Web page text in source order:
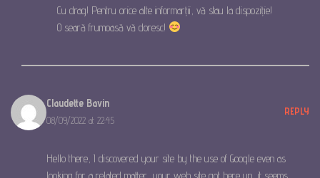
Cu drag! Pentru orice alte informarții, vă stau la dispoziție!
O seară frumoasă vă doresc!
Claudette Bavin
08/09/2022 at 22:45
REPLY
Hello there, I discovered your site by the use of Google even as
looking for a related matter, your web site got here up, it seems